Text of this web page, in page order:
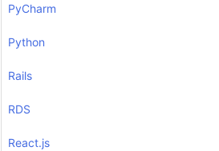
PyCharm
Python
Rails
RDS
React.js